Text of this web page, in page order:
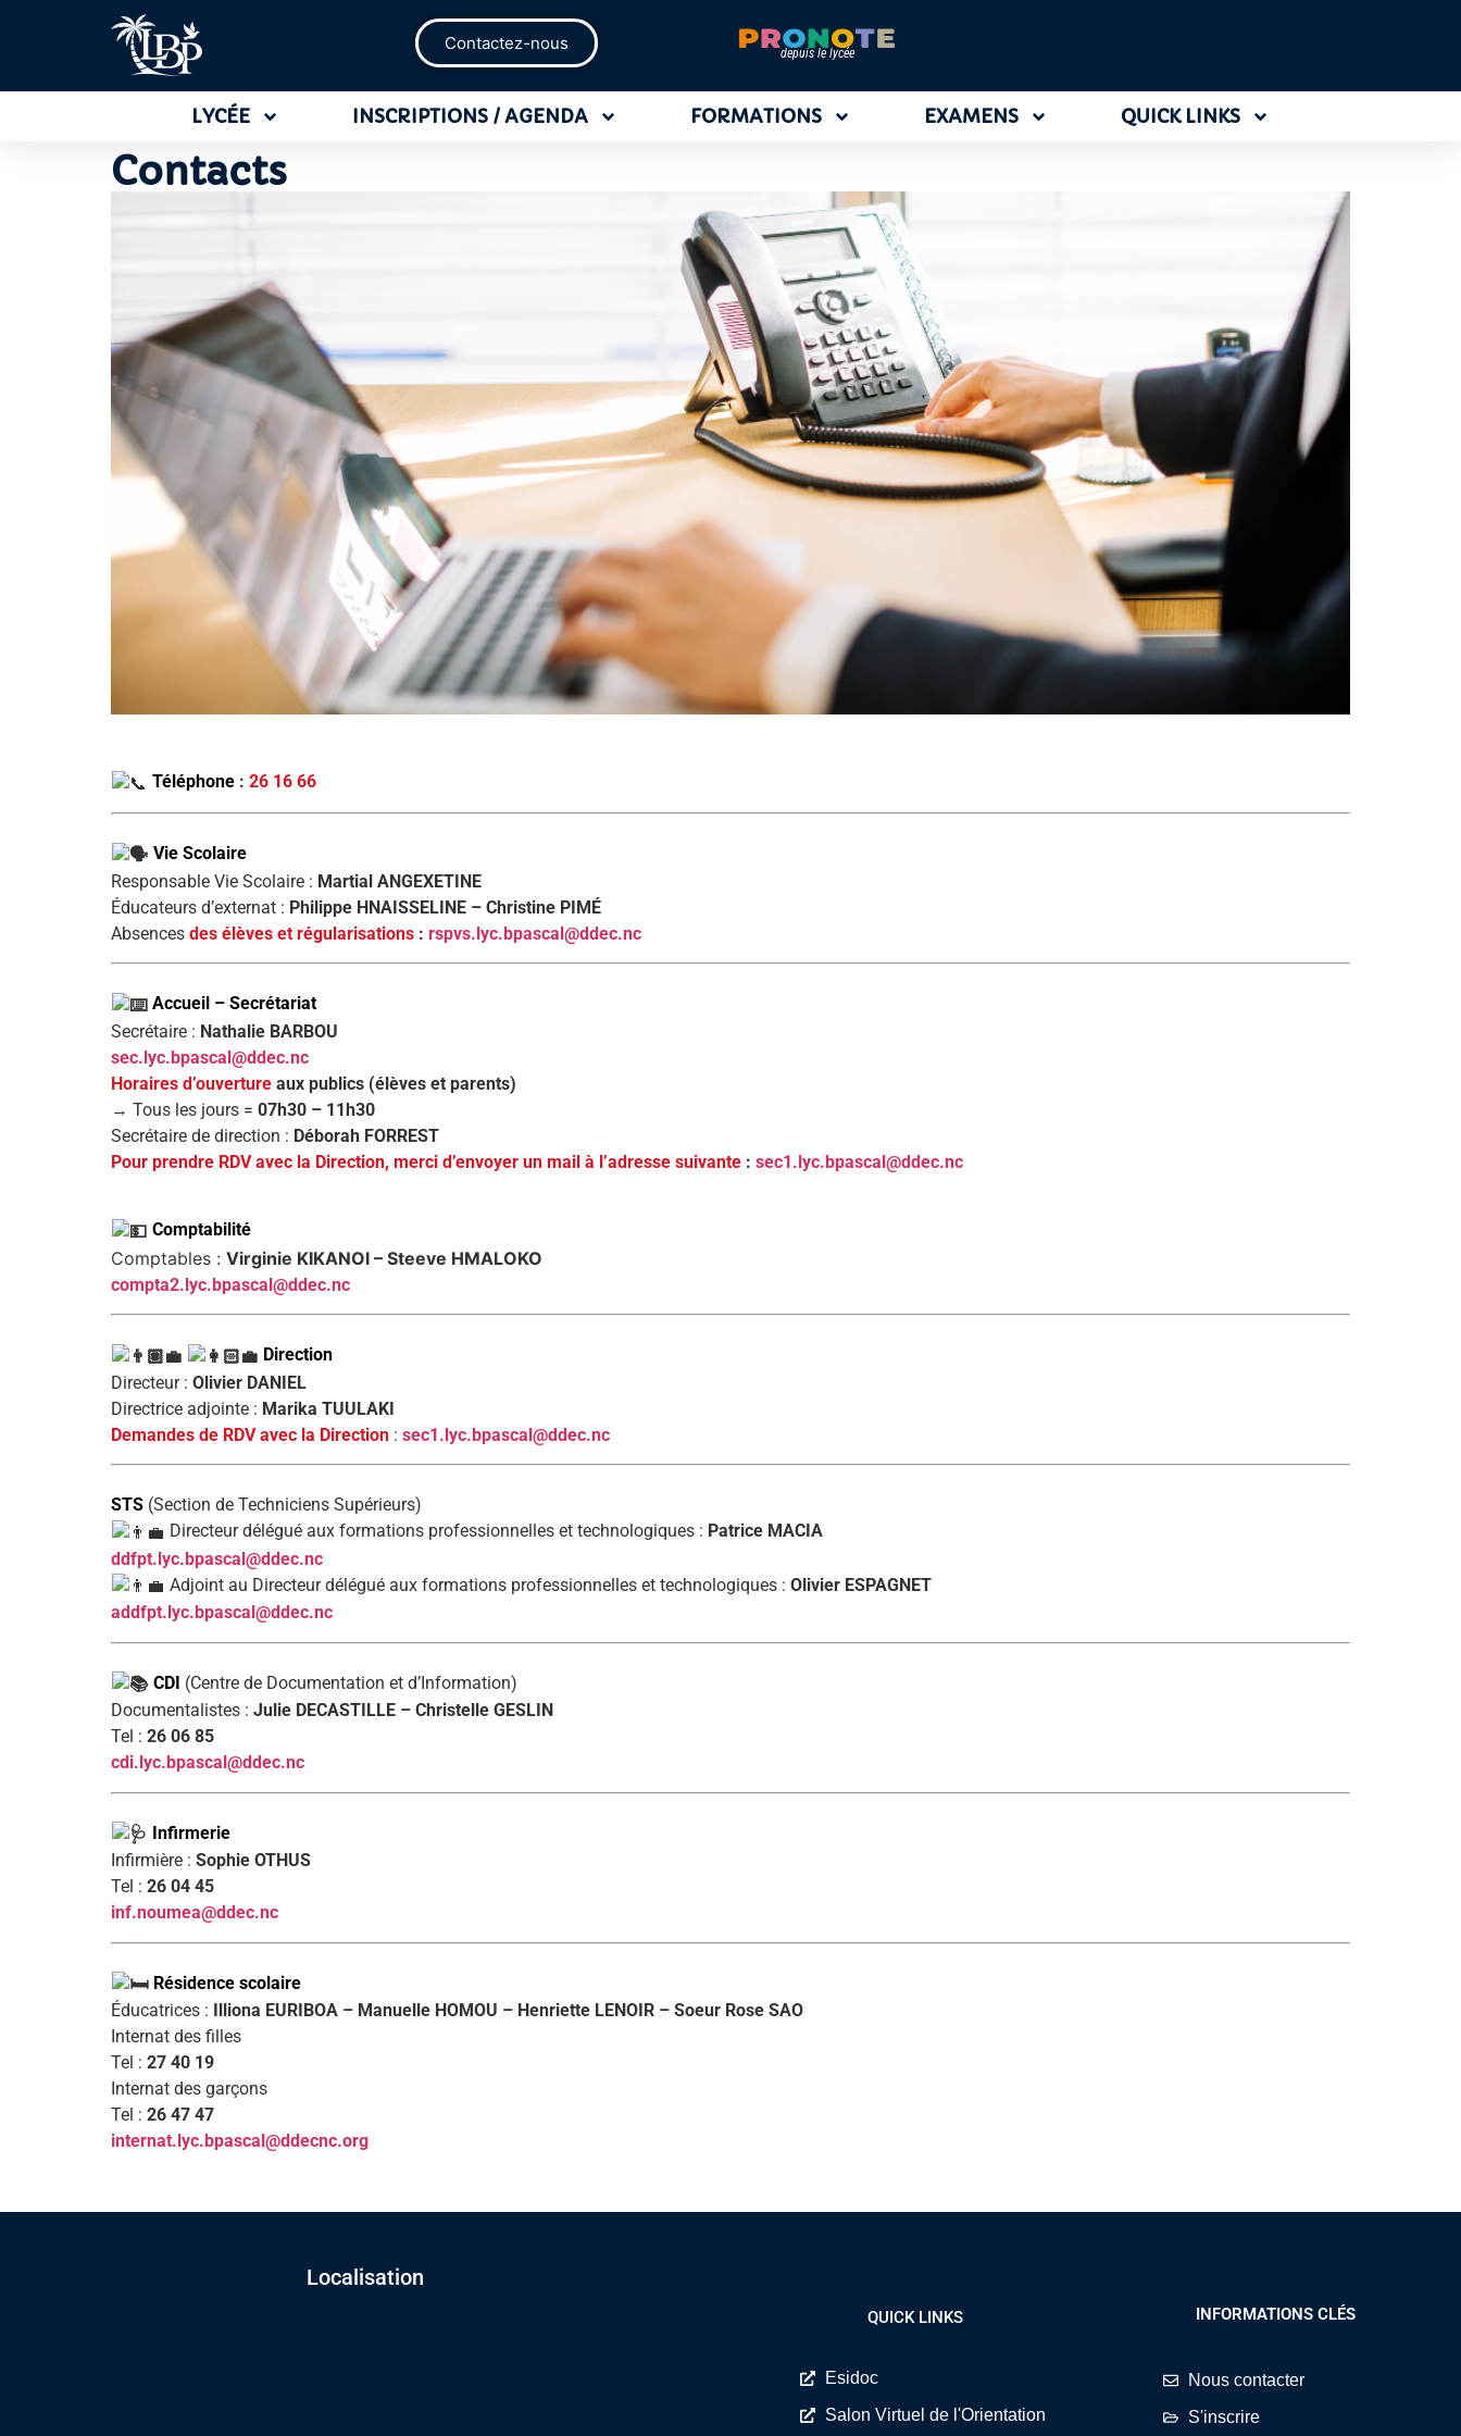
Contactez-nous
depuis le lycée
LYCÉE INSCRIPTIONS / AGENDA FORMATIONS EXAMENS QUICK LINKS
Contacts
Téléphone :26 16 66
Vie Scolaire
Responsable Vie Scolaire : Martial ANGEXETINE
Éducateurs d’externat : Philippe HNAISSELINE – Christine PIMÉ
Absences des élèves et régularisations : rspvs.lyc.bpascal@ddec.nc
Accueil – Secrétariat
Secrétaire : Nathalie BARBOU
sec.lyc.bpascal@ddec.nc
Horaires d’ouverture aux publics (élèves et parents)
→ Tous les jours = 07h30 – 11h30
Secrétaire de direction : Déborah FORREST
Pour prendre RDV avec la Direction, merci d’envoyer un mail à l’adresse suivante : sec1.lyc.bpascal@ddec.nc
Comptabilité
Comptables : Virginie KIKANOI – Steeve HMALOKO
compta2.lyc.bpascal@ddec.nc
Direction
Directeur : Olivier DANIEL
Directrice adjointe : Marika TUULAKI
Demandes de RDV avec la Direction : sec1.lyc.bpascal@ddec.nc
STS (Section de Techniciens Supérieurs)
Directeur délégué aux formations professionnelles et technologiques : Patrice MACIA
ddfpt.lyc.bpascal@ddec.nc
Adjoint au Directeur délégué aux formations professionnelles et technologiques :Olivier ESPAGNET
addfpt.lyc.bpascal@ddec.nc
CDI (Centre de Documentation et d’Information)
Documentalistes : Julie DECASTILLE – Christelle GESLIN
Tel : 26 06 85
cdi.lyc.bpascal@ddec.nc
Infirmerie
Infirmière : Sophie OTHUS
Tel : 26 04 45
inf.noumea@ddec.nc
Résidence scolaire
Éducatrices : Illiona EURIBOA – Manuelle HOMOU – Henriette LENOIR – Soeur Rose SAO
Internat des filles
Tel : 27 40 19
Internat des garçons
Tel : 26 47 47
internat.lyc.bpascal@ddecnc.org
Localisation
QUICK LINKS
Esidoc
Salon Virtuel de l'Orientation
INFORMATIONS CLÉS
Nous contacter
S'inscrire